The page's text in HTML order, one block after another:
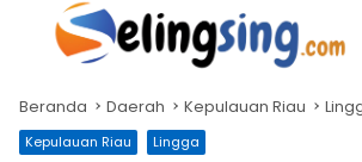
Langsung
Beranda Daerah Kepulauan Riau
Kepulauan Riau Lingga